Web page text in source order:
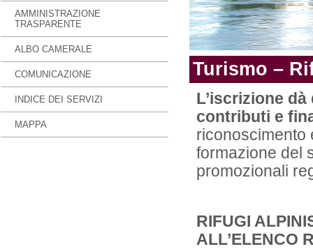
AMMINISTRAZIONE
TRASPARENTE
ALBO CAMERALE
COMUNICAZIONE
INDICE DEI SERVIZI
MAPPA
Turismo –
L’iscrizione
contributi e
riconoscimento
formazione del
promozionali
RIFUGI
ALL’ELENCO